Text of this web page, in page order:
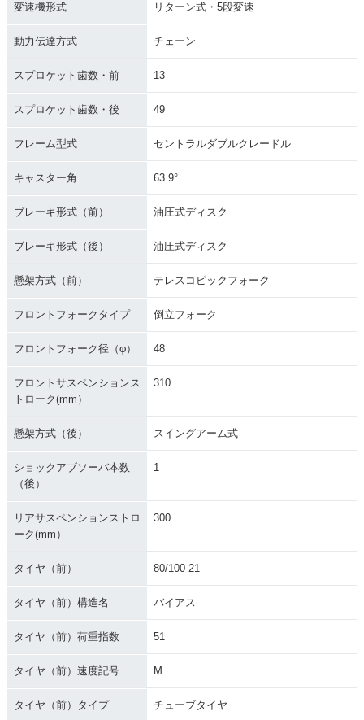
変速機形式 リターン式・5段変速
動力伝達方式 チェーン
スプロケット歯数・前 13
スプロケット歯数・後 49
フレーム型式 セントラルダブルクレードル
キャスター角 63.9°
ブレーキ形式（前） 油圧式ディスク
ブレーキ形式（後） 油圧式ディスク
懸架方式（前） テレスコピックフォーク
フロントフォークタイプ 倒立フォーク
フロントフォーク径（φ） 48
フロントサスペンションス
トローク(mm）
310
懸架方式（後） スイングアーム式
ショックアブソーバ本数
（後）
1
リアサスペンションストロ
ーク(mm）
300
タイヤ（前） 80/100-21
タイヤ（前）構造名 バイアス
タイヤ（前）荷重指数 51
タイヤ（前）速度記号 M
タイヤ（前）タイプ チューブタイヤ